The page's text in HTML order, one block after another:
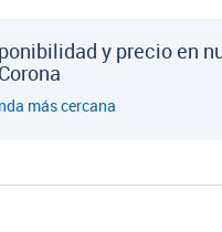
y precio en
más cercana